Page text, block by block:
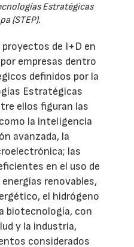
Estratégicas
(STEP).
de I+D en
empresas dentro
definidos por la
Estratégicas
ellos figuran las
la inteligencia
avanzada, la
las
en el uso de
renovables,
el hidrógeno
biotecnología, con
y la industria,
considerados